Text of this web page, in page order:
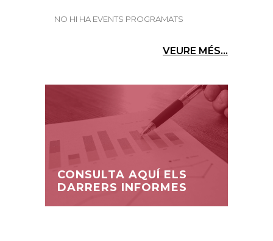
NO HI HA EVENTS PROGRAMATS
VEURE MÉS...
CONSULTA AQUÍ ELS
DARRERS INFORMES